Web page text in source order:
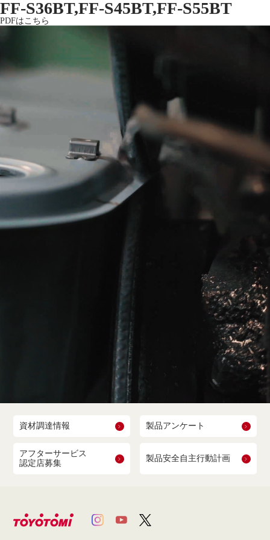
FF-S36BT,FF-S45BT,FF-S55BT
PDFはこちら
資材調達情報 製品アンケート
アフターサービス
認定店募集
製品安全自主行動計画